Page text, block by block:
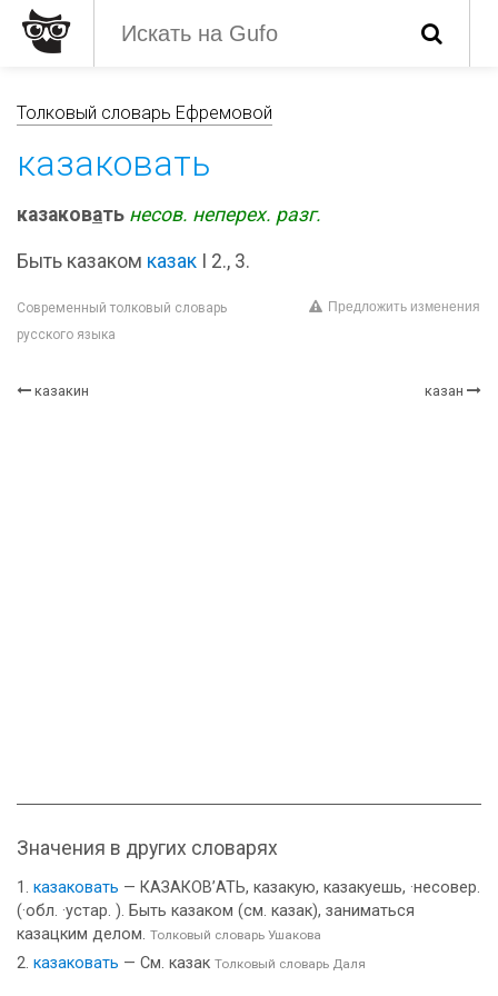
Толковый словарь Ефремовой
казаковать
казаковать несов. неперех. разг.
Быть казаком казак I 2., 3.
Современный толковый словарь
русского языка
Предложить изменения
казакин казан
Значения в других словарях
казаковать — КАЗАКОВ’АТЬ, казакую, казакуешь, ·несовер.
(·обл. ·устар. ). Быть казаком (см. казак), заниматься
казацким делом. Толковый словарь Ушакова
казаковать — См. казак Толковый словарь Даля